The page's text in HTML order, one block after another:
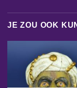
JE ZOU OOK